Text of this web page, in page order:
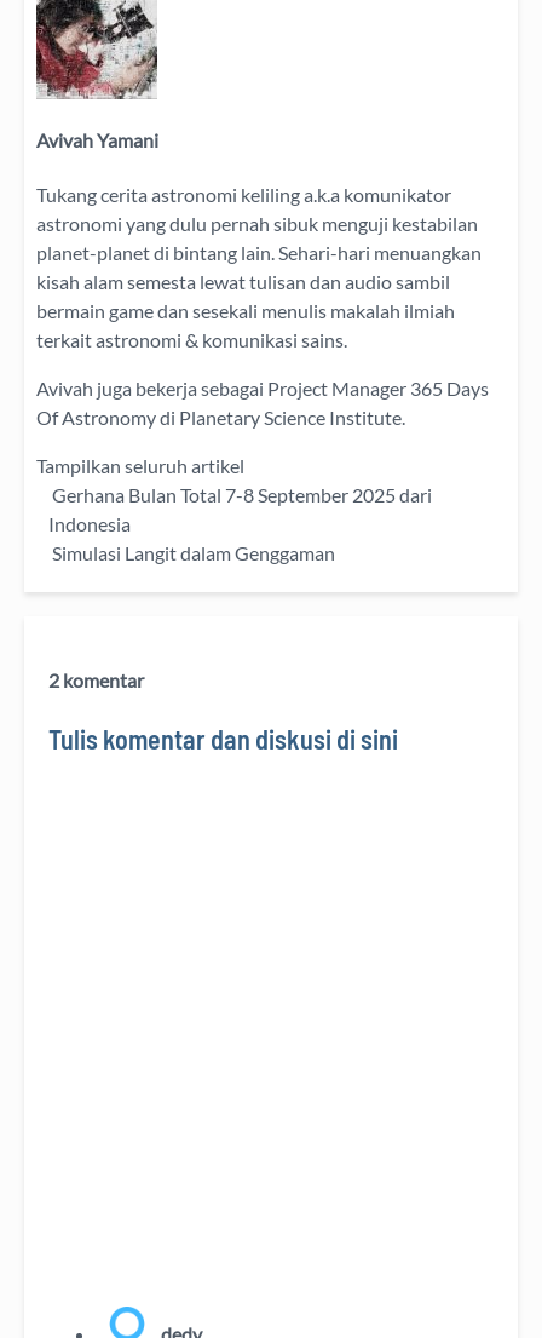
Avivah Yamani
Tukang cerita astronomi kelilinga.k.a komunikator
astronomi yang dulu pernah sibuk menguji kestabilan
planet-planet di bintang lain. Sehari-hari menuangkan
kisah alam semesta lewattulisan dan audiosambil
bermain game dan sesekali menulis makalah ilmiah
terkait astronomi & komunikasi sains.
Avivah juga bekerja sebagai Project Manager 365 Days
Of Astronomydi Planetary Science Institute.
Tampilkan seluruh artikel
Gerhana Bulan Total 7-8 September 2025 dari
Indonesia
Simulasi Langit dalam Genggaman
2 komentar
Tulis komentar dan diskusi di sini